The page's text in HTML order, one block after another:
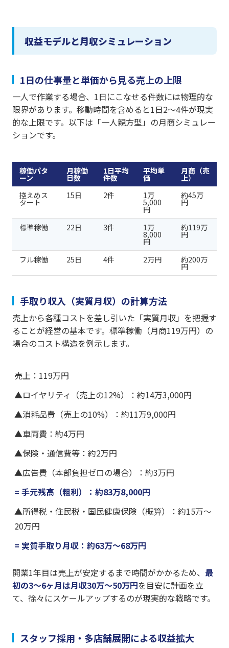
収益モデルと月収シミュレーション
1日の仕事量と単価から見る売上の上限
一人で作業する場合、1日にこなせる件数には物理的な
限界があります。移動時間を含めると1日2〜4件が現実
的な上限です。以下は「一人親方型」の月商シミュレー
ションです。
稼働パタ
ーン
月稼働
日数
1日平均
件数
平均単
価
月商（売
上）
控えめス
タート
15日 2件 1万
5,000
円
約45万
円
標準稼働 22日 3件 1万
8,000
円
約119万
円
フル稼働 25日 4件 2万円 約200万
円
手取り収入（実質月収）の計算方法
売上から各種コストを差し引いた「実質月収」を把握す
ることが経営の基本です。標準稼働（月商119万円）の
場合のコスト構造を例示します。
売上：119万円
▲ロイヤリティ（売上の12%）：約14万3,000円
▲消耗品費（売上の10%）：約11万9,000円
▲車両費：約4万円
▲保険・通信費等：約2万円
▲広告費（本部負担ゼロの場合）：約3万円
= 手元残高（粗利）：約83万8,000円
▲所得税・住民税・国民健康保険（概算）：約15万〜
20万円
= 実質手取り月収：約63万〜68万円
開業1年目は売上が安定するまで時間がかかるため、 最
初の3〜6ヶ月は月収30万〜50万円を目安に計画を立
て、徐々にスケールアップするのが現実的な戦略です。
スタッフ採用・多店舗展開による収益拡大